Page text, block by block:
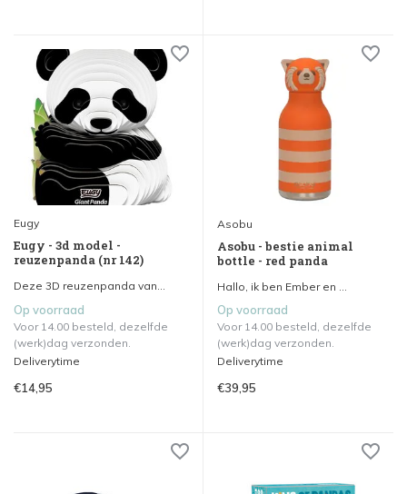
Eugy
Eugy - 3d model -
reuzenpanda (nr 142)
Deze 3D reuzenpanda van...
Op voorraad
Voor 14.00 besteld, dezelfde
(werk)dag verzonden.
Deliverytime
€14,95
Asobu
Asobu - bestie animal
bottle - red panda
Hallo, ik ben Ember en ...
Op voorraad
Voor 14.00 besteld, dezelfde
(werk)dag verzonden.
Deliverytime
€39,95